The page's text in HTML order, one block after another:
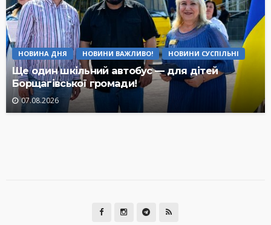
НОВИНА ДНЯ НОВИНИ ВАЖЛИВО! НОВИНИ СУСПІЛЬНІ
Ще один шкільний автобус — для дітей
Борщагівської громади!
07.08.2026